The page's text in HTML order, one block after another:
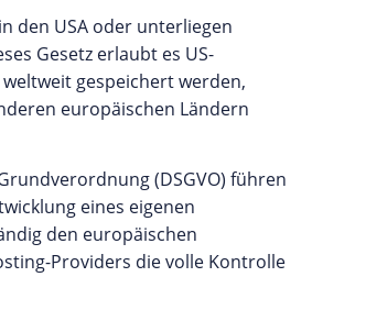
den USA oder unterliegen
Gesetz erlaubt es US-
gespeichert werden,
europäischen Ländern
(DSGVO) führen
eines eigenen
den europäischen
Providers die volle Kontrolle